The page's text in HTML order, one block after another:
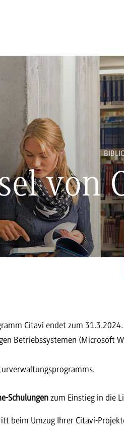
von
Citavi endet zum
Betriebssystemen (Microsoft
Schulungen zum Einstieg in die
beim Umzug Ihrer Citavi-